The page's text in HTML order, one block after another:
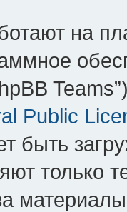
на
Public
быть
только